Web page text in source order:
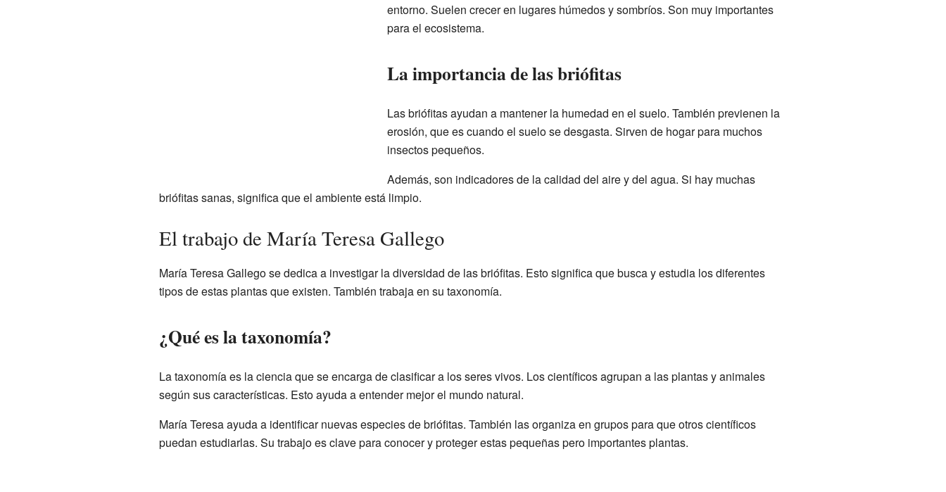
entorno. Suelen crecer en lugares húmedos y sombríos. Son muy importantes
para el ecosistema.
La importancia de las briófitas
Las briófitas ayudan a mantener la humedad en el suelo. También previenen la
erosión, que es cuando el suelo se desgasta. Sirven de hogar para muchos
insectos pequeños.
Además, son indicadores de la calidad del aire y del agua. Si hay muchas
briófitas sanas, significa que el ambiente está limpio.
El trabajo de María Teresa Gallego
María Teresa Gallego se dedica a investigar la diversidad de las briófitas. Esto significa que busca y estudia los diferentes
tipos de estas plantas que existen. También trabaja en su taxonomía.
¿Qué es la taxonomía?
La taxonomía es la ciencia que se encarga de clasificar a los seres vivos. Los científicos agrupan a las plantas y animales
según sus características. Esto ayuda a entender mejor el mundo natural.
María Teresa ayuda a identificar nuevas especies de briófitas. También las organiza en grupos para que otros científicos
puedan estudiarlas. Su trabajo es clave para conocer y proteger estas pequeñas pero importantes plantas.